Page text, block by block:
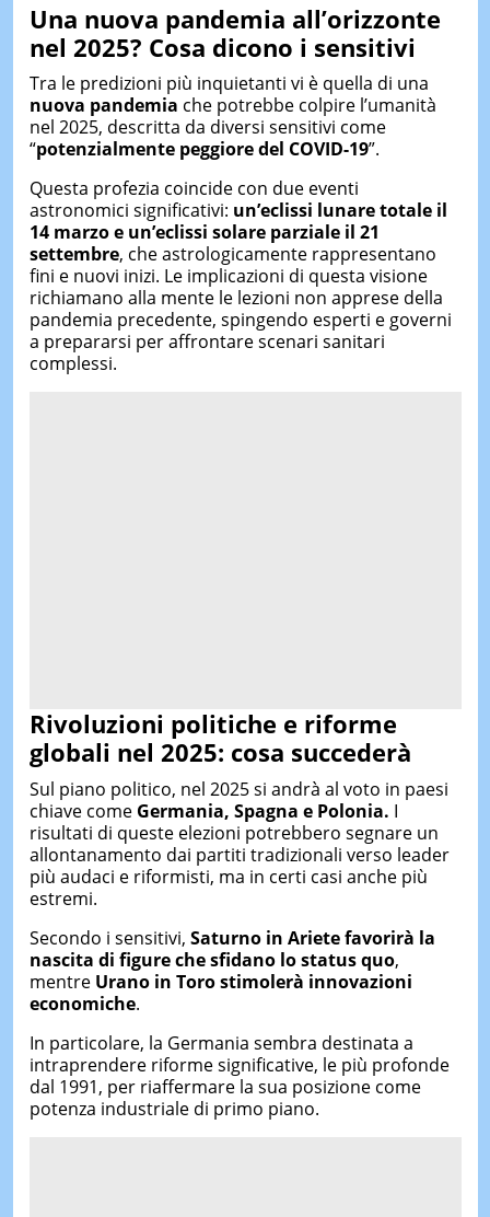
Una nuova pandemia all’orizzonte
nel 2025? Cosa dicono i sensitivi
Tra le predizioni più inquietanti vi è quella di una
nuova pandemia che potrebbe colpire l’umanità
nel 2025, descritta da diversi sensitivi come
“potenzialmente peggiore del COVID-19”.
Questa profezia coincide con due eventi
astronomici significativi: un’eclissi lunare totale il
14 marzo e un’eclissi solare parziale il 21
settembre, che astrologicamente rappresentano
fini e nuovi inizi. Le implicazioni di questa visione
richiamano alla mente le lezioni non apprese della
pandemia precedente, spingendo esperti e governi
a prepararsi per affrontare scenari sanitari
complessi.
Rivoluzioni politiche e riforme
globali nel 2025: cosa succederà
Sul piano politico, nel 2025 si andrà al voto in paesi
chiave come Germania, Spagna e Polonia. I
risultati di queste elezioni potrebbero segnare un
allontanamento dai partiti tradizionali verso leader
più audaci e riformisti, ma in certi casi anche più
estremi.
Secondo i sensitivi, Saturno in Ariete favorirà la
nascita di figure che sfidano lo status quo,
mentre Urano in Toro stimolerà innovazioni
economiche.
In particolare, la Germania sembra destinata a
intraprendere riforme significative, le più profonde
dal 1991, per riaffermare la sua posizione come
potenza industriale di primo piano.